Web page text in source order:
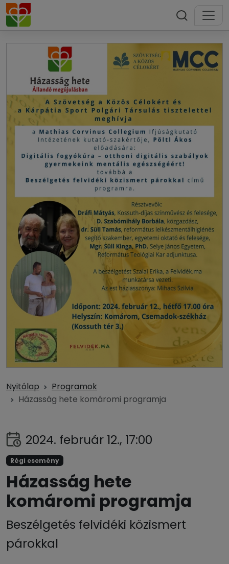
Nyitólap
Programok
Házasság hete komáromi programja
2024. február 12., 17:00
Régi esemény
Házasság hete
komáromi programja
Beszélgetés felvidéki közismert
párokkal